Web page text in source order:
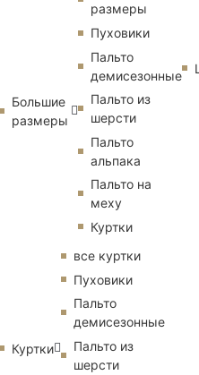
Большие
размеры
размеры
Пуховики
Пальто
демисезонные
Пальто из
шерсти
Пальто
альпака
Пальто на
меху
Куртки
Куртки
все куртки
Пуховики
Пальто
демисезонные
Пальто из
шерсти